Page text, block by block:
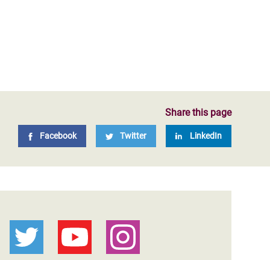
Share this page
Facebook Twitter LinkedIn